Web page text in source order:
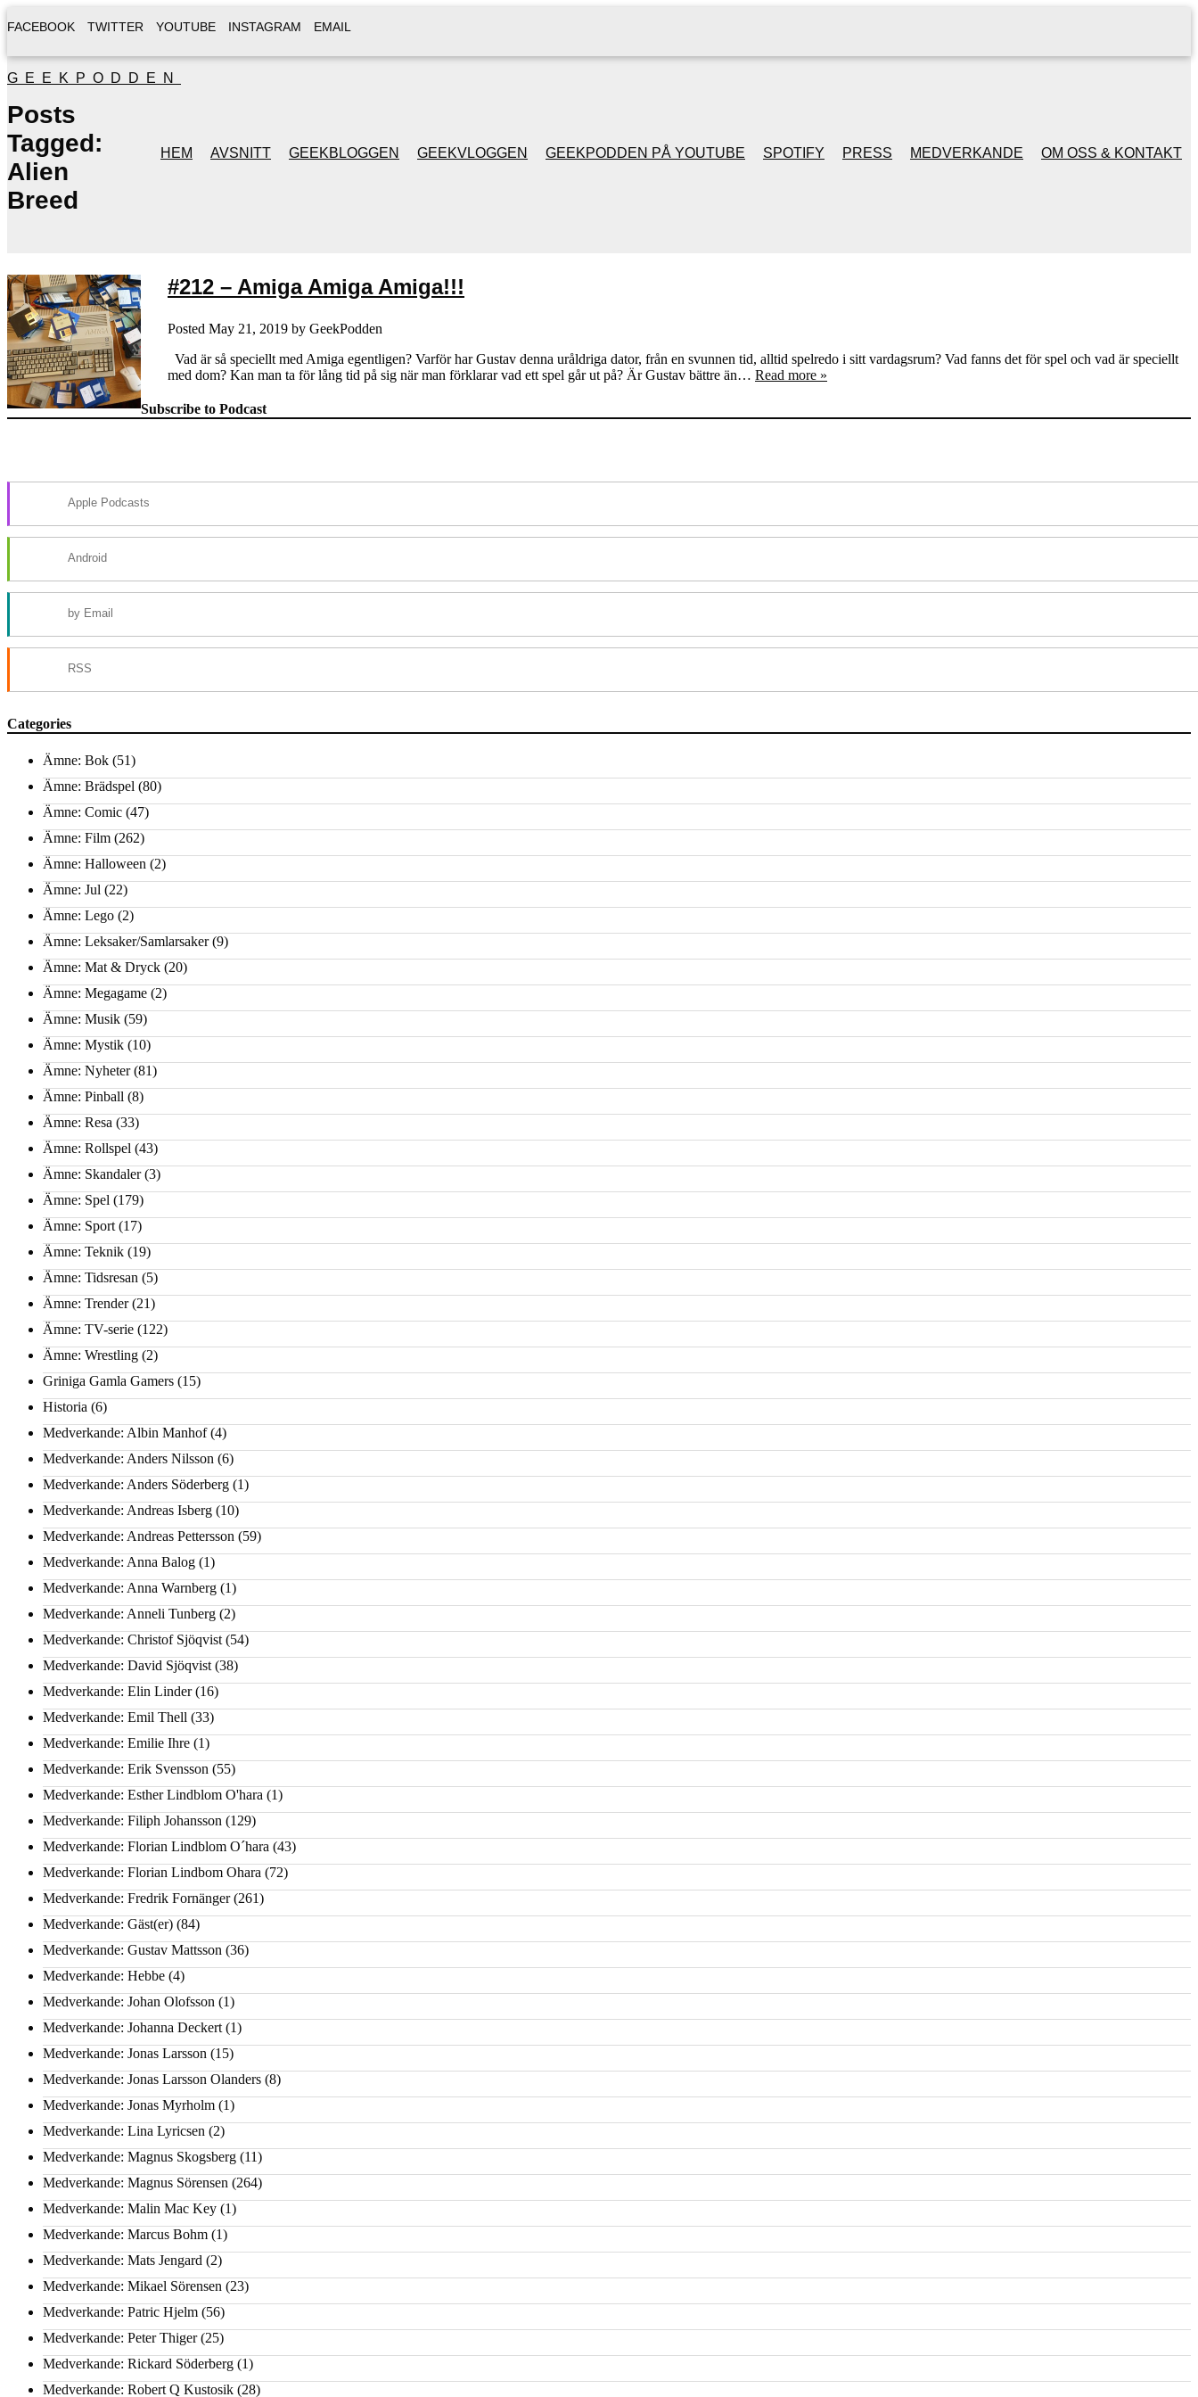
FACEBOOK TWITTER YOUTUBE INSTAGRAM EMAIL
GEEKPODDEN
HEM AVSNITT GEEKBLOGGEN GEEKVLOGGEN GEEKPODDEN PÅ YOUTUBE
GEEKPODDENS
JULSPECIALER 2013
SPOTIFY PRESS MEDVERKANDE OM OSS & KONTAKT
Posts
Tagged:
Alien
Breed
#212 – Amiga Amiga Amiga!!!
Posted May 21, 2019 by GeekPodden
Vad är så speciellt med Amiga egentligen? Varför har Gustav denna uråldriga dator, från en svunnen tid, alltid spelredo i sitt vardagsrum? Vad fanns det för spel och vad är speciellt
med dom? Kan man ta för lång tid på sig när man förklarar vad ett spel går ut på? Är Gustav bättre än… Read more »
Subscribe to Podcast
Apple Podcasts
Android
by Email
RSS
Categories
Ämne: Bok (51)
Ämne: Brädspel (80)
Ämne: Comic (47)
Ämne: Film (262)
Ämne: Halloween (2)
Ämne: Jul (22)
Ämne: Lego (2)
Ämne: Leksaker/Samlarsaker(9)
Ämne: Mat & Dryck (20)
Ämne: Megagame (2)
Ämne: Musik (59)
Ämne: Mystik (10)
Ämne: Nyheter(81)
Ämne: Pinball (8)
Ämne: Resa (33)
Ämne: Rollspel (43)
Ämne: Skandaler(3)
Ämne: Spel (179)
Ämne: Sport (17)
Ämne: Teknik (19)
Ämne: Tidsresan (5)
Ämne: Trender(21)
Ämne: TV-serie (122)
Ämne: Wrestling (2)
Griniga Gamla Gamers (15)
Historia (6)
Medverkande: Albin Manhof(4)
Medverkande: Anders Nilsson (6)
Medverkande: Anders Söderberg (1)
Medverkande: Andreas Isberg (10)
Medverkande: Andreas Pettersson (59)
Medverkande: Anna Balog (1)
Medverkande: Anna Warnberg (1)
Medverkande: Anneli Tunberg (2)
Medverkande: Christof Sjöqvist (54)
Medverkande: David Sjöqvist (38)
Medverkande: Elin Linder(16)
Medverkande: Emil Thell (33)
Medverkande: Emilie Ihre (1)
Medverkande: Erik Svensson (55)
Medverkande: Esther Lindblom O'hara (1)
Medverkande: Filiph Johansson (129)
Medverkande: Florian Lindblom O´hara (43)
Medverkande: Florian Lindbom Ohara (72)
Medverkande: Fredrik Fornänger(261)
Medverkande: Gäst(er) (84)
Medverkande: Gustav Mattsson (36)
Medverkande: Hebbe (4)
Medverkande: Johan Olofsson (1)
Medverkande: Johanna Deckert (1)
Medverkande: Jonas Larsson (15)
Medverkande: Jonas Larsson Olanders (8)
Medverkande: Jonas Myrholm (1)
Medverkande: Lina Lyricsen (2)
Medverkande: Magnus Skogsberg (11)
Medverkande: Magnus Sörensen (264)
Medverkande: Malin Mac Key (1)
Medverkande: Marcus Bohm (1)
Medverkande: Mats Jengard (2)
Medverkande: Mikael Sörensen (23)
Medverkande: Patric Hjelm (56)
Medverkande: Peter Thiger(25)
Medverkande: Rickard Söderberg (1)
Medverkande: Robert Q Kustosik (28)